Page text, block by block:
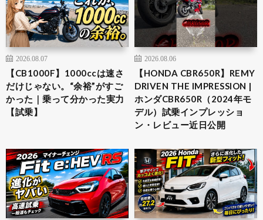
2026.08.07
【CB1000F】1000ccは速さ
だけじゃない。“余裕”がすご
かった｜乗って分かった実力
【試乗】
2026.08.06
【HONDA CBR650R】REMY
DRIVEN THE IMPRESSION |
ホンダCBR650R（2024年モ
デル）試乗インプレッショ
ン・レビュー近日公開